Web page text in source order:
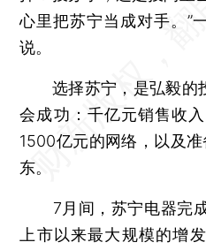
心里把苏宁当成对手。”
说。
选择苏宁，是弘毅的
会成功：千亿元销售收
1500亿元的网络，以及
东。
7月间，苏宁电器完成
上市以来最大规模的增